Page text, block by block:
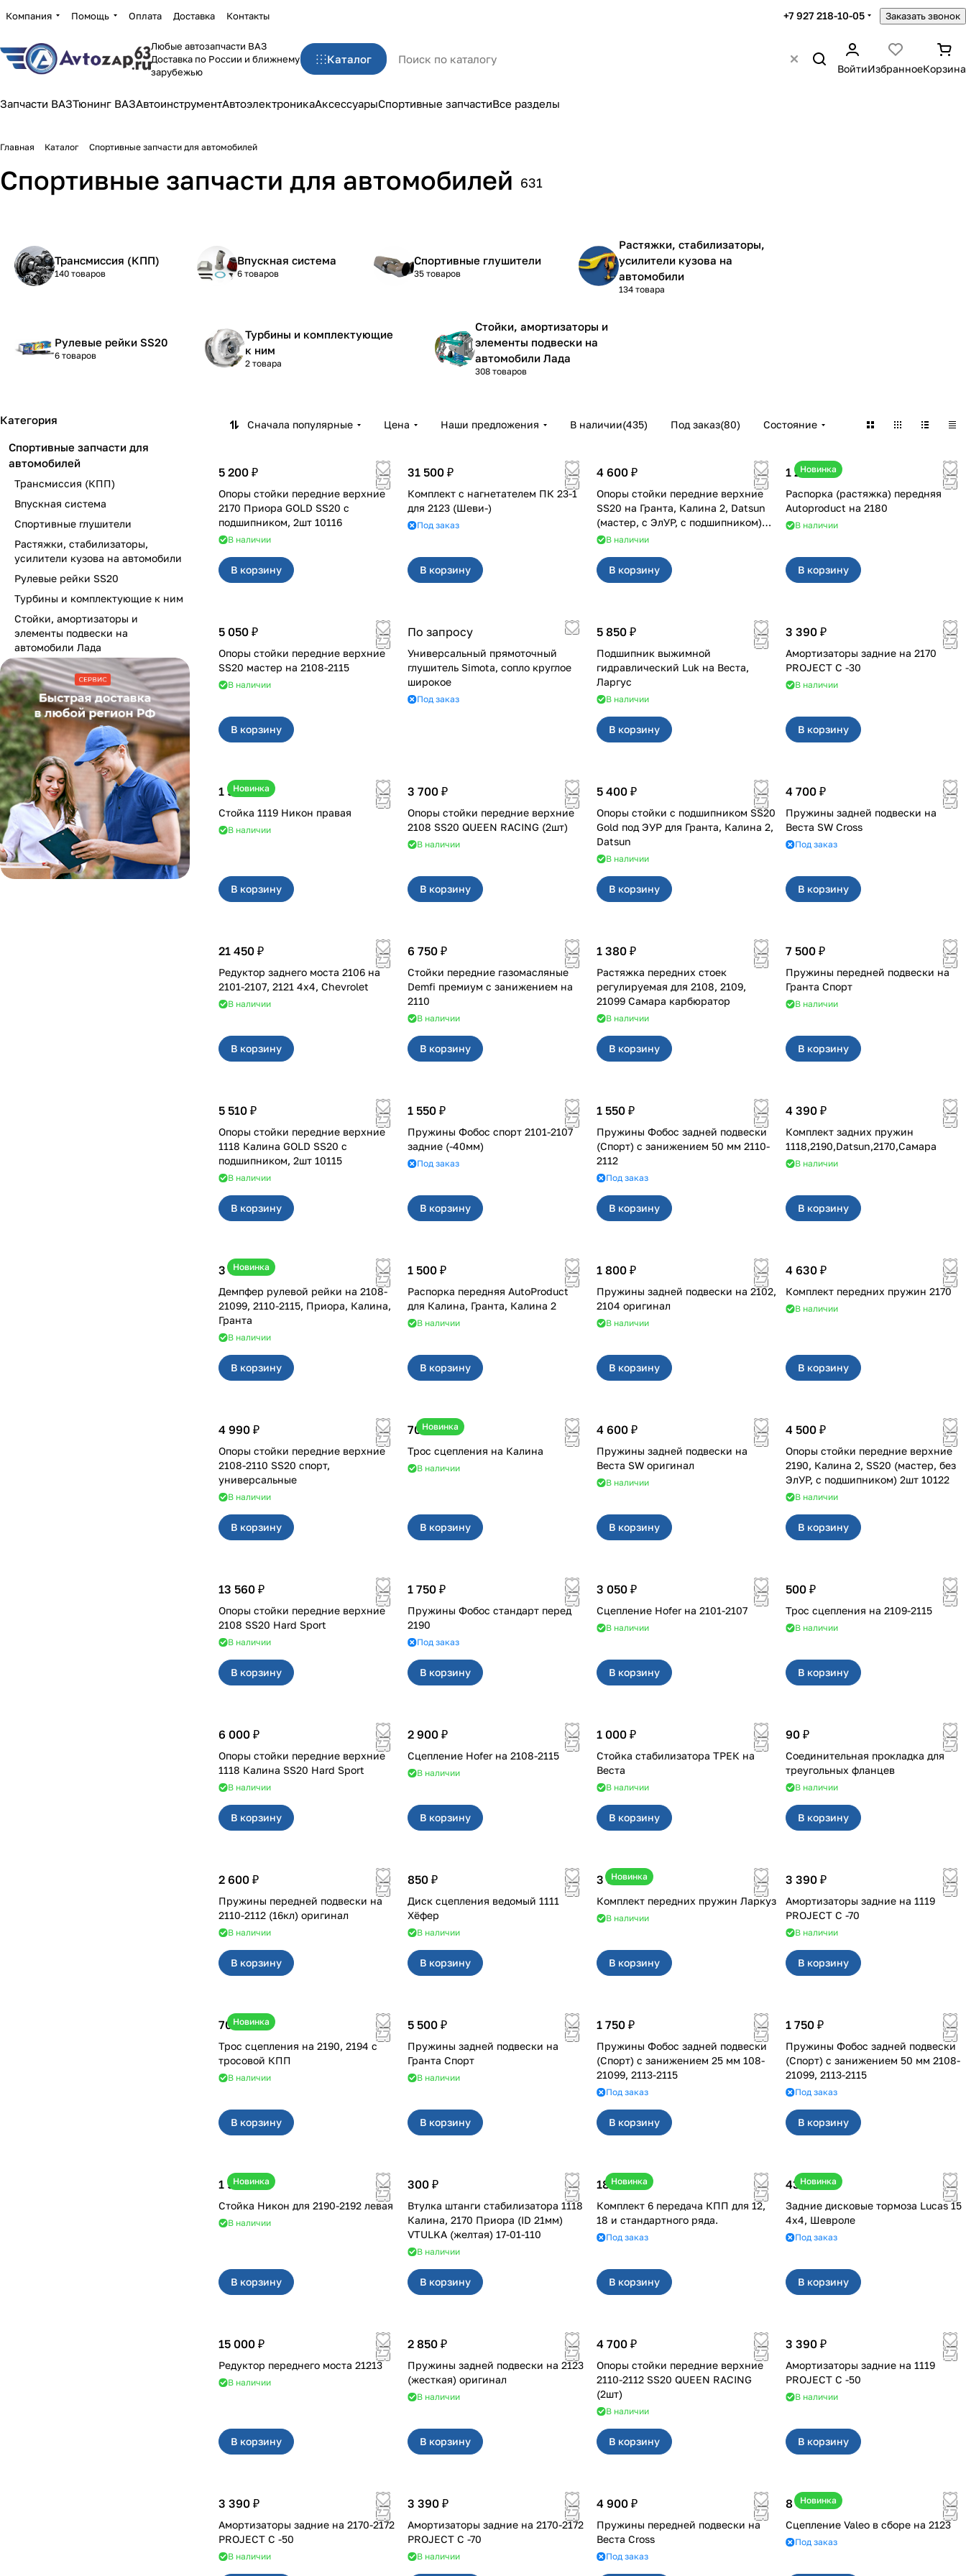
Компания Помощь Оплата Доставка Контакты +7 927 218-10-05 Заказать звонок
Любые автозапчасти ВАЗ
Доставка по России и ближнему
зарубежью
Каталог
ВойтиИзбранноеКорзина
Запчасти ВАЗТюнинг ВАЗАвтоинструментАвтоэлектроникаАксессуарыСпортивные запчастиВсе разделы
Главная Каталог Спортивные запчасти для автомобилей
Спортивные запчасти для автомобилей 631
Трансмиссия (КПП)
140 товаров
Впускная система
6 товаров
Спортивные глушители
35 товаров
Растяжки, стабилизаторы,
усилители кузова на
автомобили
134 товара
Рулевые рейки SS20
6 товаров
Турбины и комплектующие
к ним
2 товара
Стойки, амортизаторы и
элементы подвески на
автомобили Лада
308 товаров
Сначала популярные Цена Наши предложения В наличии(435) Под заказ(80) Состояние
5 200 ₽
Опоры стойки передние верхние
2170 Приора GOLD SS20 с
подшипником, 2шт 10116
В наличии
В корзину
31 500 ₽
Комплект с нагнетателем ПК 23-1
для 2123 (Шеви-)
Под заказ
В корзину
4 600 ₽
Опоры стойки передние верхние
SS20 на Гранта, Калина 2, Datsun
(мастер, с ЭлУР, с подшипником)
2шт 10123
В наличии
В корзину
Новинка
1 250 ₽
Распорка (растяжка) передняя
Autoproduct на 2180
В наличии
В корзину
5 050 ₽
Опоры стойки передние верхние
SS20 мастер на 2108-2115
В наличии
В корзину
По запросу
Универсальный прямоточный
глушитель Simota, сопло круглое
широкое
Под заказ
5 850 ₽
Подшипник выжимной
гидравлический Luk на Веста,
Ларгус
В наличии
В корзину
3 390 ₽
Амортизаторы задние на 2170
PROJECT С -30
В наличии
В корзину
Новинка
1 950 ₽
Стойка 1119 Никон правая
В наличии
В корзину
3 700 ₽
Опоры стойки передние верхние
2108 SS20 QUEEN RACING (2шт)
В наличии
В корзину
5 400 ₽
Опоры стойки с подшипником SS20
Gold под ЭУР для Гранта, Калина 2,
Datsun
В наличии
В корзину
4 700 ₽
Пружины задней подвески на
Веста SW Cross
Под заказ
В корзину
21 450 ₽
Редуктор заднего моста 2106 на
2101-2107, 2121 4x4, Chevrolet
В наличии
В корзину
6 750 ₽
Стойки передние газомасляные
Demfi премиум с занижением на
2110
В наличии
В корзину
1 380 ₽
Растяжка передних стоек
регулируемая для 2108, 2109,
21099 Самара карбюратор
В наличии
В корзину
7 500 ₽
Пружины передней подвески на
Гранта Спорт
В наличии
В корзину
5 510 ₽
Опоры стойки передние верхние
1118 Калина GOLD SS20 с
подшипником, 2шт 10115
В наличии
В корзину
1 550 ₽
Пружины Фобос спорт 2101-2107
задние (-40мм)
Под заказ
В корзину
1 550 ₽
Пружины Фобос задней подвески
(Спорт) с занижением 50 мм 2110-
2112
Под заказ
В корзину
4 390 ₽
Комплект задних пружин
1118,2190,Datsun,2170,Самара
В наличии
В корзину
Новинка
3 600 ₽
Демпфер рулевой рейки на 2108-
21099, 2110-2115, Приора, Калина,
Гранта
В наличии
В корзину
1 500 ₽
Распорка передняя AutoProduct
для Калина, Гранта, Калина 2
В наличии
В корзину
1 800 ₽
Пружины задней подвески на 2102,
2104 оригинал
В наличии
В корзину
4 630 ₽
Комплект передних пружин 2170
В наличии
В корзину
4 990 ₽
Опоры стойки передние верхние
2108-2110 SS20 спорт,
универсальные
В наличии
В корзину
Новинка
700 ₽
Трос сцепления на Калина
В наличии
В корзину
4 600 ₽
Пружины задней подвески на
Веста SW оригинал
В наличии
В корзину
4 500 ₽
Опоры стойки передние верхние
2190, Калина 2, SS20 (мастер, без
ЭлУР, с подшипником) 2шт 10122
В наличии
В корзину
13 560 ₽
Опоры стойки передние верхние
2108 SS20 Hard Sport
В наличии
В корзину
1 750 ₽
Пружины Фобос стандарт перед
2190
Под заказ
В корзину
3 050 ₽
Сцепление Hofer на 2101-2107
В наличии
В корзину
500 ₽
Трос сцепления на 2109-2115
В наличии
В корзину
6 000 ₽
Опоры стойки передние верхние
1118 Калина SS20 Hard Sport
В наличии
В корзину
2 900 ₽
Сцепление Hofer на 2108-2115
В наличии
В корзину
1 000 ₽
Стойка стабилизатора ТРЕК на
Веста
В наличии
В корзину
90 ₽
Соединительная прокладка для
треугольных фланцев
В наличии
В корзину
2 600 ₽
Пружины передней подвески на
2110-2112 (16кл) оригинал
В наличии
В корзину
850 ₽
Диск сцепления ведомый 1111
Хёфер
В наличии
В корзину
Новинка
3 900 ₽
Комплект передних пружин Ларкуз
В наличии
В корзину
3 390 ₽
Амортизаторы задние на 1119
PROJECT С -70
В наличии
В корзину
Новинка
700 ₽
Трос сцепления на 2190, 2194 с
тросовой КПП
В наличии
В корзину
5 500 ₽
Пружины задней подвески на
Гранта Спорт
В наличии
В корзину
1 750 ₽
Пружины Фобос задней подвески
(Спорт) с занижением 25 мм 108-
21099, 2113-2115
Под заказ
В корзину
1 750 ₽
Пружины Фобос задней подвески
(Спорт) с занижением 50 мм 2108-
21099, 2113-2115
Под заказ
В корзину
Новинка
1 900 ₽
Стойка Никон для 2190-2192 левая
В наличии
В корзину
300 ₽
Втулка штанги стабилизатора 1118
Калина, 2170 Приора (ID 21мм)
VTULKA (желтая) 17-01-110
В наличии
В корзину
Новинка
18 000 ₽
Комплект 6 передача КПП для 12,
18 и стандартного ряда.
Под заказ
В корзину
Новинка
43 000 ₽
Задние дисковые тормоза Lucas 15
4х4, Шевроле
Под заказ
В корзину
15 000 ₽
Редуктор переднего моста 21213
В наличии
В корзину
2 850 ₽
Пружины задней подвески на 2123
(жесткая) оригинал
В наличии
В корзину
4 700 ₽
Опоры стойки передние верхние
2110-2112 SS20 QUEEN RACING
(2шт)
В наличии
В корзину
3 390 ₽
Амортизаторы задние на 1119
PROJECT С -50
В наличии
В корзину
3 390 ₽
Амортизаторы задние на 2170-2172
PROJECT С -50
В наличии
3 390 ₽
Амортизаторы задние на 2170-2172
PROJECT С -70
В наличии
4 900 ₽
Пружины передней подвески на
Веста Cross
Под заказ
Новинка
8 400 ₽
Сцепление Valeo в сборе на 2123
Под заказ
Категория
Спортивные запчасти для
автомобилей
Трансмиссия (КПП)
Впускная система
Спортивные глушители
Растяжки, стабилизаторы,
усилители кузова на автомобили
Рулевые рейки SS20
Турбины и комплектующие к ним
Стойки, амортизаторы и
элементы подвески на
автомобили Лада